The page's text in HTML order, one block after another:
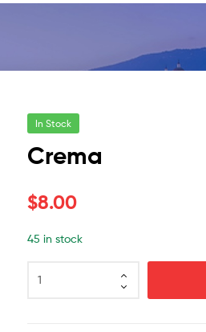
In Stock
Crema
$8.00
45 in stock